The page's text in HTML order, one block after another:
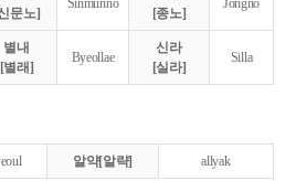
문노]
Sinmunno
[종노]
Jongno
별내
[별래]
Byeollae
신라
[실라]
Silla
알약[알략] allyak